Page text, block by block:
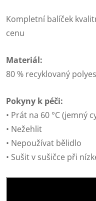
Kompletní balíček
cenu
Materiál:
80 % recyklovaný
Pokyny k péči:
• Prát na 60 °C (jemný
• Nežehlit
• Nepoužívat bělidlo
• Sušit v sušičce při